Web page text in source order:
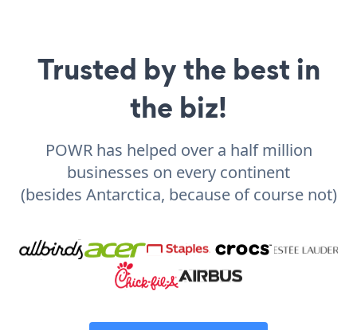
Trusted by the best in
the biz!
POWR has helped over a half million
businesses on every continent
(besides Antarctica, because of course not)